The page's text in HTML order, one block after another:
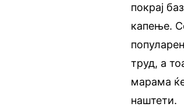
покрај
капење.
труд, а
марама
наштети.